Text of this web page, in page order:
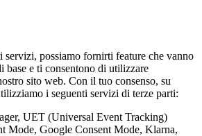
servizi, possiamo fornirti feature che vanno
base e ti consentono di utilizzare
sito web. Con il tuo consenso, su
i seguenti servizi di terze parti:
UET (Universal Event Tracking)
Mode, Google Consent Mode, Klarna,